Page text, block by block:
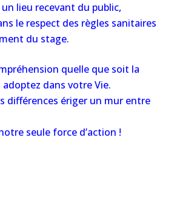
lieu recevant du public,
le respect des règles sanitaires
du stage.
quelle que soit la
dans votre Vie.
différences ériger un mur entre
seule force d’action !